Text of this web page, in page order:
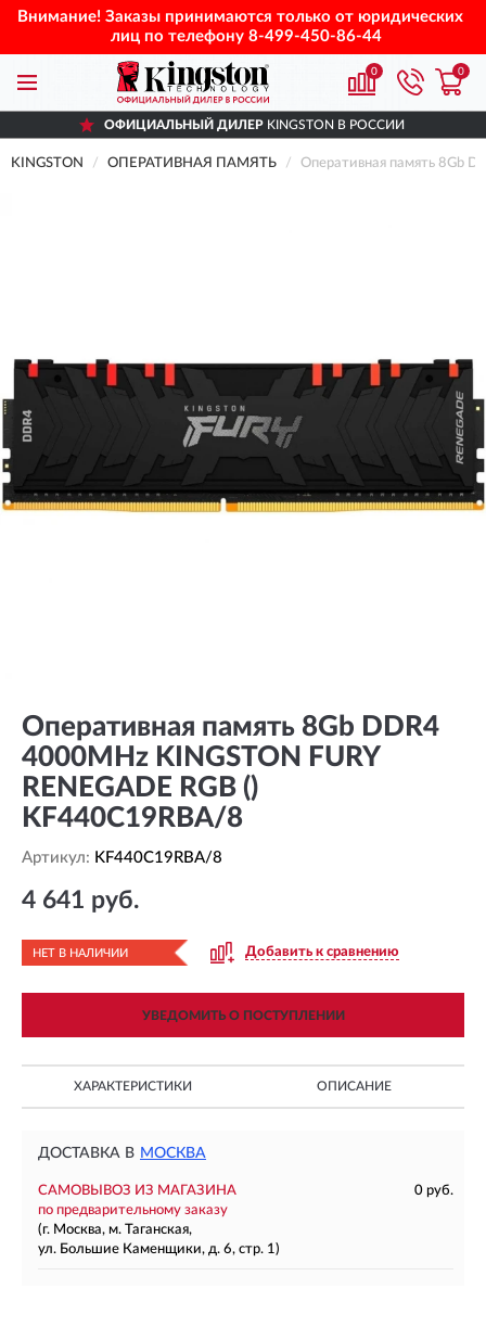
Внимание! Заказы принимаются только от юридических
лиц по телефону 8-499-450-86-44
0 0
ОФИЦИАЛЬНЫЙ ДИЛЕР KINGSTON В РОССИИ
KINGSTON ОПЕРАТИВНАЯ ПАМЯТЬ Оперативная память 8Gb
Оперативная память 8Gb DDR4
4000MHz KINGSTON FURY
RENEGADE RGB ()
KF440C19RBA/8
Артикул: KF440C19RBA/8
4 641 руб.
НЕТ В НАЛИЧИИ Добавить к сравнению
УВЕДОМИТЬ О ПОСТУПЛЕНИИ
ХАРАКТЕРИСТИКИ ОПИСАНИЕ
ДОСТАВКА В МОСКВА
САМОВЫВОЗ ИЗ МАГАЗИНА
0 руб.
по предварительному заказу
(г. Москва, м. Таганская,
ул. Большие Каменщики, д. 6, стр. 1)